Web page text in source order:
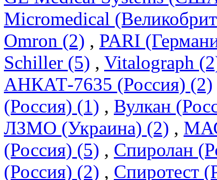
Micromedical
Omron (2) , PARI
Schiller (5) , Vitalograph
АНКАТ-7635 (Россия) (2)
(Россия) (1) , Вулкан
ЛЗМО (Украина) (2) ,
(Россия) (5) , Спиролан
(Россия) (2) , Спиротест